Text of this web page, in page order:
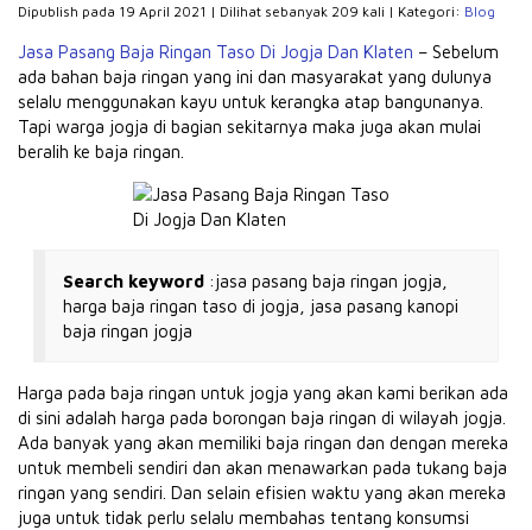
Dipublish pada 19 April 2021 | Dilihat sebanyak 209 kali | Kategori: Blog
Jasa Pasang Baja Ringan Taso Di Jogja Dan Klaten – Sebelum
ada bahan baja ringan yang ini dan masyarakat yang dulunya
selalu menggunakan kayu untuk kerangka atap bangunanya.
Tapi warga jogja di bagian sekitarnya maka juga akan mulai
beralih ke baja ringan.
Search keyword:jasa pasang baja ringan jogja,
harga baja ringan taso di jogja, jasa pasang kanopi
baja ringan jogja
Harga pada baja ringan untuk jogja yang akan kami berikan ada
di sini adalah harga pada borongan baja ringan di wilayah jogja.
Ada banyak yang akan memiliki baja ringan dan dengan mereka
untuk membeli sendiri dan akan menawarkan pada tukang baja
ringan yang sendiri. Dan selain efisien waktu yang akan mereka
juga untuk tidak perlu selalu membahas tentang konsumsi